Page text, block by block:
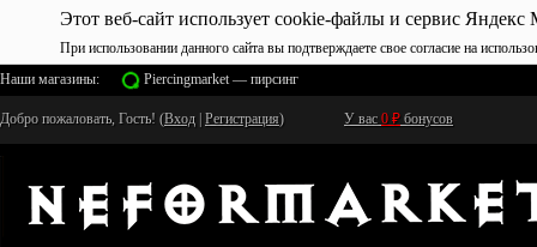
Этот веб-сайт использует cookie-файлы и сервис Яндекс
При использовании данного сайта вы подтверждаете свое согласие на
Наши магазины:
Piercingmarket — пирсинг
Добро пожаловать, Гость! (Вход Регистрация) У вас 0 ₽ бонусов